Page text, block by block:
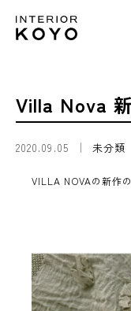
Villa Nova
2020.09.05 未分類
VILLA NOVAの新作